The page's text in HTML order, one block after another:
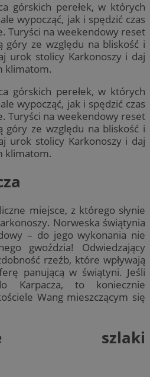
górskich perełek, w których
wypocząć, jak i spędzić czas
Turyści na weekendowy reset
góry ze względu na bliskość i
urok stolicy Karkonoszy i daj
klimatom.
górskich perełek, w których
wypocząć, jak i spędzić czas
Turyści na weekendowy reset
góry ze względu na bliskość i
urok stolicy Karkonoszy i daj
klimatom.
miejsce, z którego słynie
Norweska świątynia
– do jego wykonania nie
gwoździa! Odwiedzający
rzeźb, które wpływają
panującą w świątyni. Jeśli
Karpacza, to koniecznie
Wang mieszczącym się
szlaki